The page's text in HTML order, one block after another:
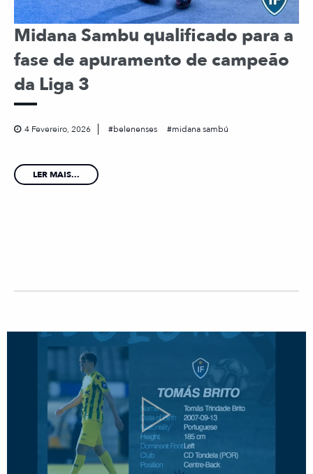
Midana Sambu qualificado para a
fase de apuramento de campeão
da Liga 3
4 Fevereiro, 2026 belenenses midana sambú
LER MAIS...